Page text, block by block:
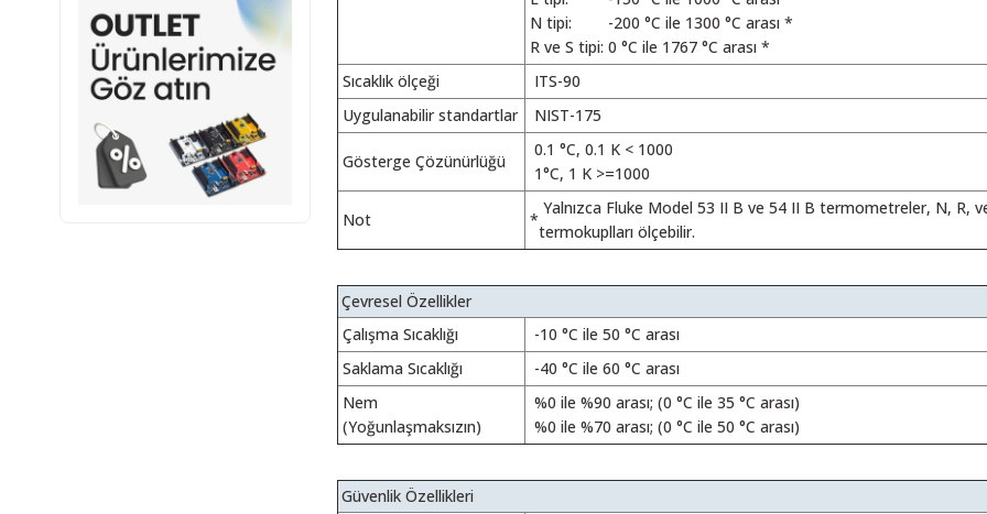
N tipi:
-200 °C ile 1300 °C arası *
R ve S tipi: 0 °C ile 1767 °C arası *
Sıcaklık ölçeği
ITS-90
Uygulanabilir standartlar
NIST-175
Gösterge Çözünürlüğü
0.1 °C, 0.1 K < 1000
1°C, 1 K >=1000
Not *
Yalnızca Fluke Model 53 II B ve 54 II B termometreler, N, R,
termokuplları ölçebilir.
Çevresel Özellikler
Çalışma Sıcaklığı
-10 °C ile 50 °C arası
Saklama Sıcaklığı
-40 °C ile 60 °C arası
Nem
(Yoğunlaşmaksızın)
%0 ile %90 arası; (0 °C ile 35 °C arası)
%0 ile %70 arası; (0 °C ile 50 °C arası)
Güvenlik Özellikleri